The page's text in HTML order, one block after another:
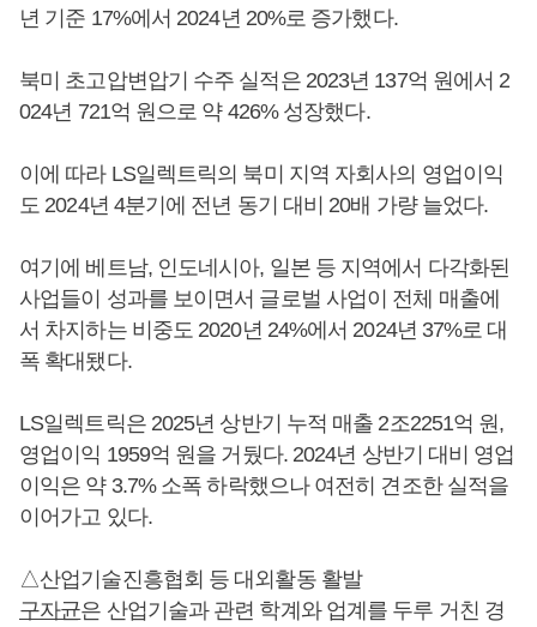
년 기준 17%에서 2024년 20%로 증가했다.
북미 초고압변압기 수주 실적은 2023년 137억 원에서 2
024년 721억 원으로 약 426% 성장했다.
이에 따라 LS일렉트릭의 북미 지역 자회사의 영업이익
도 2024년 4분기에 전년 동기 대비 20배 가량 늘었다.
여기에 베트남, 인도네시아, 일본 등 지역에서 다각화된
사업들이 성과를 보이면서 글로벌 사업이 전체 매출에
서 차지하는 비중도 2020년 24%에서 2024년 37%로 대
폭 확대됐다.
LS일렉트릭은 2025년 상반기 누적 매출 2조2251억 원,
영업이익 1959억 원을 거뒀다. 2024년 상반기 대비 영업
이익은 약 3.7% 소폭 하락했으나 여전히 견조한 실적을
이어가고 있다.
△산업기술진흥협회 등 대외활동 활발
구자균은 산업기술과 관련 학계와 업계를 두루 거친 경